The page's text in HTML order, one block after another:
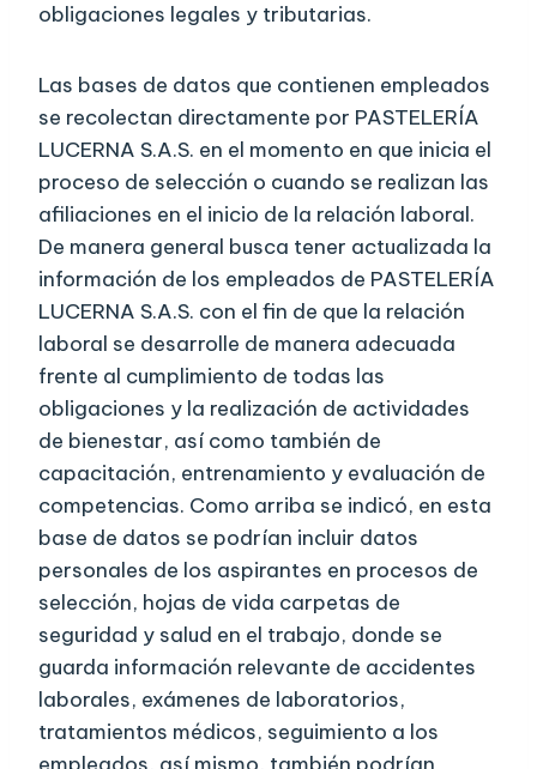
obligaciones legales y tributarias.
Las bases de datos que contienen empleados
se recolectan directamente por PASTELERÍA
LUCERNA S.A.S. en el momento en que inicia el
proceso de selección o cuando se realizan las
afiliaciones en el inicio de la relación laboral.
De manera general busca tener actualizada la
información de los empleados de PASTELERÍA
LUCERNA S.A.S. con el fin de que la relación
laboral se desarrolle de manera adecuada
frente al cumplimiento de todas las
obligaciones y la realización de actividades
de bienestar, así como también de
capacitación, entrenamiento y evaluación de
competencias. Como arriba se indicó, en esta
base de datos se podrían incluir datos
personales de los aspirantes en procesos de
selección, hojas de vida carpetas de
seguridad y salud en el trabajo, donde se
guarda información relevante de accidentes
laborales, exámenes de laboratorios,
tratamientos médicos, seguimiento a los